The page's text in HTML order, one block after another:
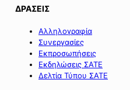
ΔΡΑΣΕΙΣ
Αλληλογραφία
Συνεργασίες
Εκπροσωπήσεις
Εκδηλώσεις ΣΑΤΕ
Δελτία Τύπου ΣΑΤΕ